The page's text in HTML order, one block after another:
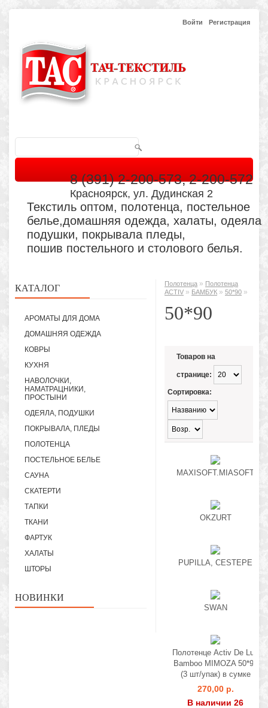
Войти Регистрация
8 (391) 2-200-573, 2-200-572
Красноярск, ул. Дудинская 2
Текстиль оптом, полотенца, постельное
белье,домашняя одежда, халаты, одеяла
подушки, покрывала пледы,
пошив постельного и столового белья.
КАТАЛОГ
АРОМАТЫ ДЛЯ ДОМА
ДОМАШНЯЯ ОДЕЖДА
КОВРЫ
КУХНЯ
НАВОЛОЧКИ,
НАМАТРАЦНИКИ,
ПРОСТЫНИ
ОДЕЯЛА, ПОДУШКИ
ПОКРЫВАЛА, ПЛЕДЫ
ПОЛОТЕНЦА
ПОСТЕЛЬНОЕ БЕЛЬЕ
САУНА
СКАТЕРТИ
ТАПКИ
ТКАНИ
ФАРТУК
ХАЛАТЫ
ШТОРЫ
НОВИНКИ
Полотенца » Полотенца
ACTIV » БАМБУК » 50*90 »
50*90
Товаров на
странице:
Сортировка:
MAXISOFT.MIASOFT
OKZURT
PUPILLA, CESTEPE
SWAN
Полотенце Activ De Lux
Bamboo MIMOZA 50*90
(3 шт/упак) в сумке
270,00 р.
В наличии 26